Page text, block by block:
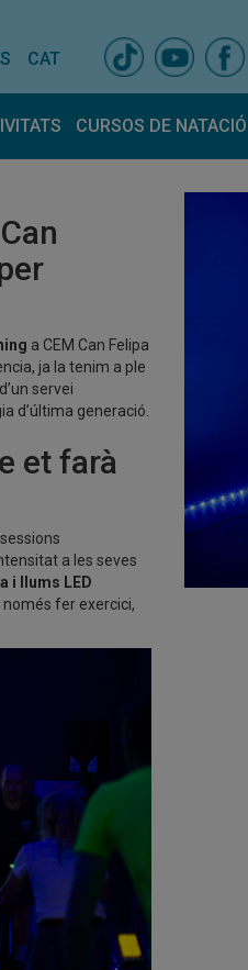
CAT
CURSOS DE NATACIÓ
a CEM Can Felipa
ja la tenim a ple
servei
d’última generació.
et farà
a les seves
i llums LED
fer exercici,